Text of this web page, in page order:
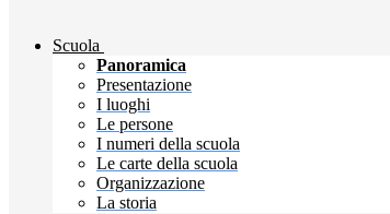
Scuola
Panoramica
Presentazione
I luoghi
Le persone
I numeri della scuola
Le carte della scuola
Organizzazione
La storia